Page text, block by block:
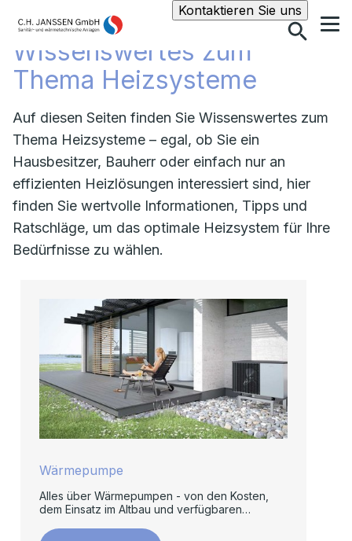
Kontaktieren Sie unsSuche
Wissenswertes zum
Thema Heizsysteme
Auf diesen Seiten finden Sie Wissenswertes zum
Thema Heizsysteme – egal, ob Sie ein
Hausbesitzer, Bauherr oder einfach nur an
effizienten Heizlösungen interessiert sind, hier
finden Sie wertvolle Informationen, Tipps und
Ratschläge, um das optimale Heizsystem für Ihre
Bedürfnisse zu wählen.
Wärmepumpe
Alles über Wärmepumpen - von den Kosten,
dem Einsatz im Altbau und verfügbaren